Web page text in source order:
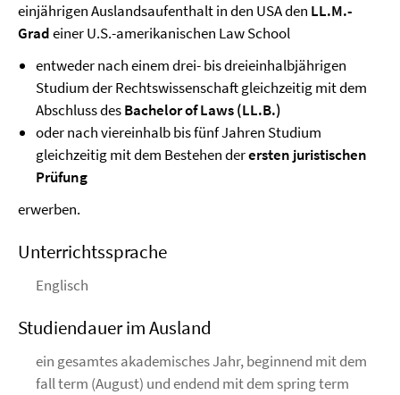
einjährigen Auslandsaufenthalt in den USA den LL.M.-
Gradeiner U.S.-amerikanischen Law School
entweder nach einem drei- bis dreieinhalbjährigen
Studium der Rechtswissenschaft gleichzeitig mit dem
Abschluss desBachelor of Laws (LL.B.)
oder nach viereinhalb bis fünf Jahren Studium
gleichzeitig mit dem Bestehen derersten juristischen
Prüfung
erwerben.
Unterrichtssprache
Englisch
Studiendauer im Ausland
ein gesamtes akademisches Jahr, beginnend mit dem
fall term (August) und endend mit dem spring term